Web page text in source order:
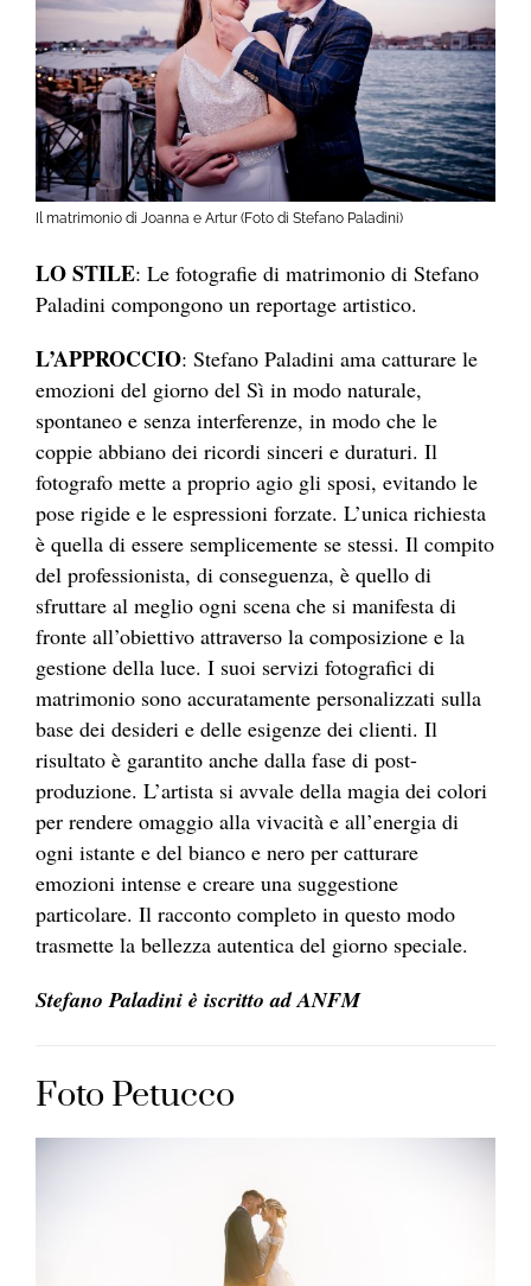
Il matrimonio di Joanna e Artur (Foto di Stefano Paladini)
LO STILE: Le fotografie di matrimonio di Stefano
Paladini compongono un reportage artistico.
L’APPROCCIO: Stefano Paladini ama catturare le
emozioni del giorno del Sì in modo naturale,
spontaneo e senza interferenze, in modo che le
coppie abbiano dei ricordi sinceri e duraturi. Il
fotografo mette a proprio agio gli sposi, evitando le
pose rigide e le espressioni forzate. L’unica richiesta
è quella di essere semplicemente se stessi. Il compito
del professionista, di conseguenza, è quello di
sfruttare al meglio ogni scena che si manifesta di
fronte all’obiettivo attraverso la composizione e la
gestione della luce. I suoi servizi fotografici di
matrimonio sono accuratamente personalizzati sulla
base dei desideri e delle esigenze dei clienti. Il
risultato è garantito anche dalla fase di post-
produzione. L’artista si avvale della magia dei colori
per rendere omaggio alla vivacità e all’energia di
ogni istante e del bianco e nero per catturare
emozioni intense e creare una suggestione
particolare. Il racconto completo in questo modo
trasmette la bellezza autentica del giorno speciale.
Stefano Paladini è iscritto ad ANFM
Foto Petucco